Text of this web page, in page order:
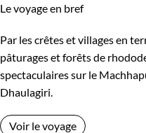
Le voyage en bref
Par les crêtes et villages en
pâturages et forêts de
spectaculaires sur le
Dhaulagiri.
Voir le voyage